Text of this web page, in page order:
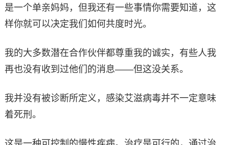
是一个单亲妈妈，但我还有一些事情你需要知道，这
样你就可以决定我们如何共度时光。
我的大多数潜在合作伙伴都尊重我的诚实，有些人我
再也没有收到过他们的消息——但这没关系。
我并没有被诊断所定义，感染艾滋病毒并不一定意味
着死刑。